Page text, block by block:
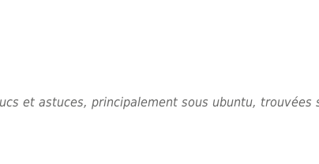
et astuces, principalement sous ubuntu, trouvées